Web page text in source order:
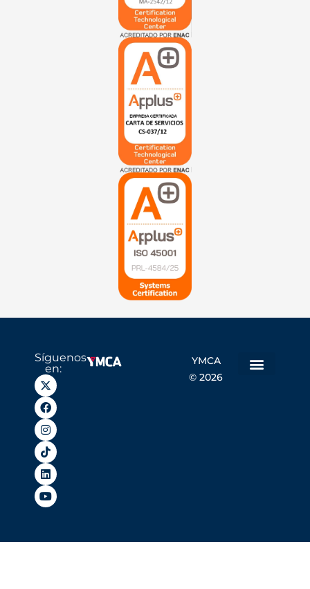
Síguenos
en:
YMCA
© 2026